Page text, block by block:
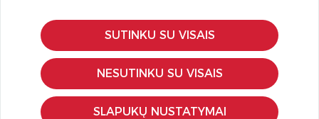
KLIENTŲ APTARNAVIMAS
Pirkimo – pardavimo taisyklės
Pristatymas ir grąžinimas
Apmokėjimo būdai
Kokybės ir saugumo standartai
SUTINKU SU VISAIS
NESUTINKU SU VISAIS
SLAPUKŲ NUSTATYMAI